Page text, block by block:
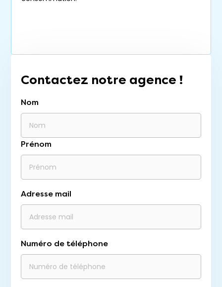
Contactez notre agence !
Nom
Prénom
Adresse mail
Numéro de téléphone